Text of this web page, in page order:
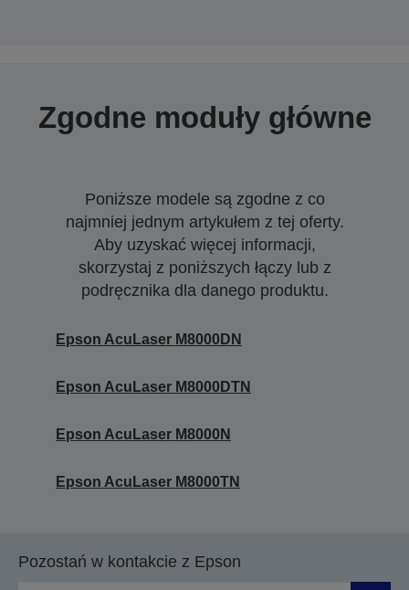
Zgodne moduły główne
Poniższe modele są zgodne z co
najmniej jednym artykułem z tej oferty.
Aby uzyskać więcej informacji,
skorzystaj z poniższych łączy lub z
podręcznika dla danego produktu.
Epson AcuLaser M8000DN
Epson AcuLaser M8000DTN
Epson AcuLaser M8000N
Epson AcuLaser M8000TN
Pozostań w kontakcie z Epson